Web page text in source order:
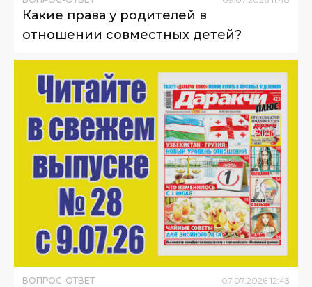
Какие права у родителей в
отношении совместных детей?
ВОПРОС-ОТВЕТ 07 07 2026 12:43